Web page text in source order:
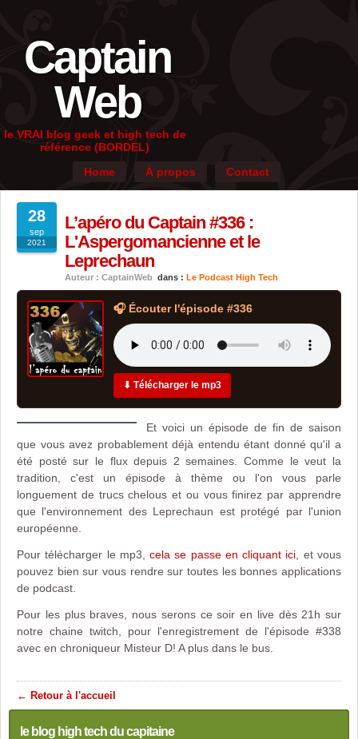
Captain
Web
le VRAI blog geek et high tech de
référence (BORDEL)
Home
À propos Contact
28
sep
2021
L’apéro du Captain #336 :
L'Aspergomancienne et le
Leprechaun
Auteur : CaptainWeb dans : Le Podcast High Tech
🎧 Écouter l'épisode #336
⬇ Télécharger le mp3
Et voici un épisode de fin de saison
que vous avez probablement déjà entendu étant donné qu'il a
été posté sur le flux depuis 2 semaines. Comme le veut la
tradition, c'est un épisode à thème ou l'on vous parle
longuement de trucs chelous et ou vous finirez par apprendre
que l'environnement des Leprechaun est protégé par l'union
européenne.
Pour télécharger le mp3,cela se passe en cliquant ici , et vous
pouvez bien sur vous rendre sur toutes les bonnes applications
de podcast.
Pour les plus braves, nous serons ce soir en live dès 21h sur
notre chaine twitch, pour l'enregistrement de l'épisode #338
avec en chroniqueur Misteur D! A plus dans le bus.
← Retour à l'accueil
le blog high tech du capitaine